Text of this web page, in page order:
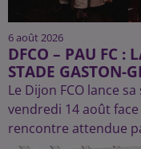
6 août 2026
DFCO – PAU FC :
STADE GASTON-
Le Dijon FCO lance
vendredi 14 août
rencontre attendue